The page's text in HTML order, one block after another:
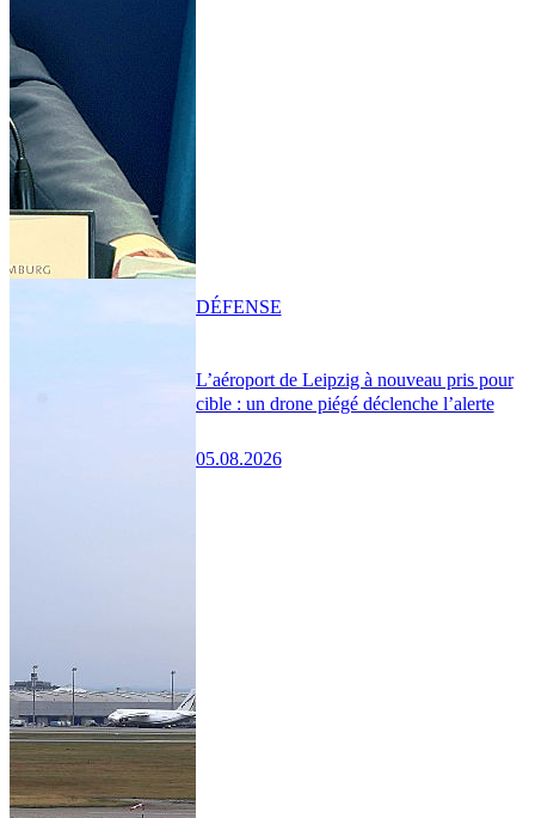
L’aéroport de Leipzig à nouveau pris pour
cible : un drone piégé déclenche l’alerte
05.08.2026
DÉFENSE